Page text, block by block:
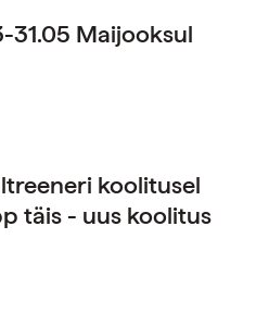
31.05 Maijooksul
koolitusel
täis - uus koolitus